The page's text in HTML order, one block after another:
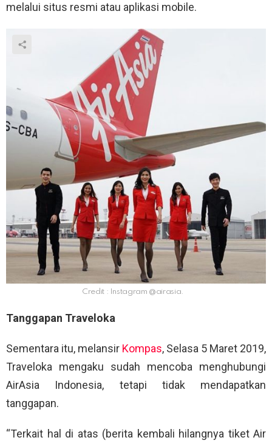
melalui situs resmi atau aplikasi mobile.
Credit : Instagram @airasia.
Tanggapan Traveloka
Sementara itu, melansir Kompas, Selasa 5 Maret 2019,
Traveloka mengaku sudah mencoba menghubungi
AirAsia Indonesia, tetapi tidak mendapatkan
tanggapan.
“Terkait hal di atas (berita kembali hilangnya tiket Air